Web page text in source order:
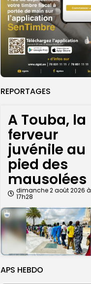
REPORTAGES
A Touba, la
ferveur
juvénile au
pied des
mausolées
dimanche 2 août 2026 à
17h28
APS HEBDO